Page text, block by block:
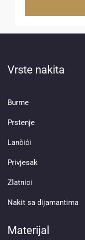
Vrste nakita
Burme
Prstenje
Lančići
Privjesak
Zlatnici
Nakit sa dijamantima
Materijal